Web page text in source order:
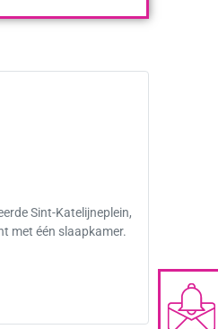
Sint-Katelijneplein,
met één slaapkamer.